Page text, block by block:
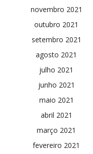
novembro 2021
outubro 2021
setembro 2021
agosto 2021
julho 2021
junho 2021
maio 2021
abril 2021
março 2021
fevereiro 2021